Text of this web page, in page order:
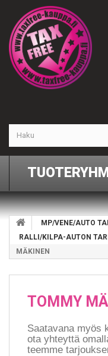
MP/VENE/AUTO
RALLI/KILPA-AUTON
MÄKINEN
TOMMY
Saatavana myös
ota yhteyttä
teemme